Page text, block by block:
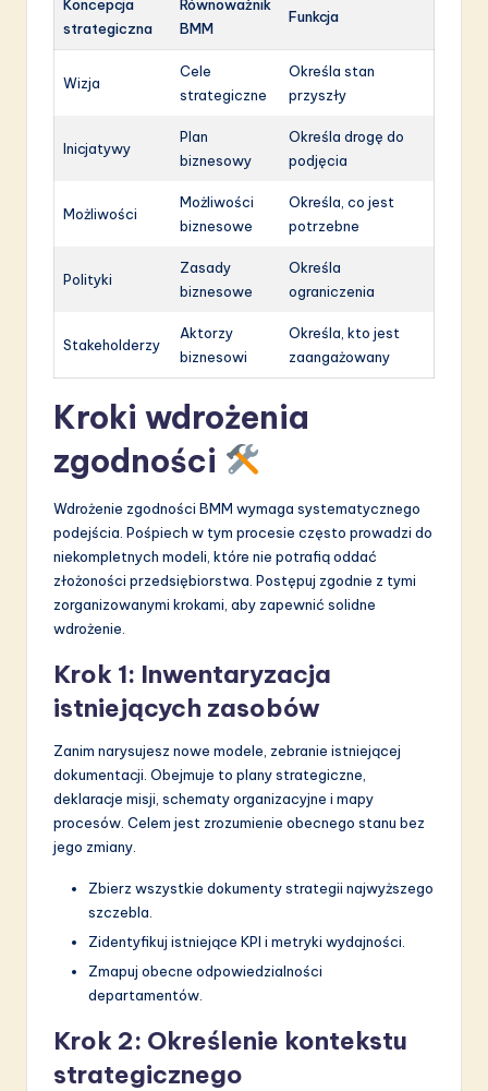
Koncepcja
strategiczna
Równoważnik
BMM
Funkcja
Wizja
Cele
strategiczne
Określa stan
przyszły
Inicjatywy
Plan
biznesowy
Określa drogę do
podjęcia
Możliwości
Możliwości
biznesowe
Określa, co jest
potrzebne
Polityki
Zasady
biznesowe
Określa
ograniczenia
Stakeholderzy
Aktorzy
biznesowi
Określa, kto jest
zaangażowany
Kroki wdrożenia
zgodności
Wdrożenie zgodności BMM wymaga systematycznego
podejścia. Pośpiech w tym procesie często prowadzi do
niekompletnych modeli, które nie potrafią oddać
złożoności przedsiębiorstwa. Postępuj zgodnie z tymi
zorganizowanymi krokami, aby zapewnić solidne
wdrożenie.
Krok 1: Inwentaryzacja
istniejących zasobów
Zanim narysujesz nowe modele, zebranie istniejącej
dokumentacji. Obejmuje to plany strategiczne,
deklaracje misji, schematy organizacyjne i mapy
procesów. Celem jest zrozumienie obecnego stanu bez
jego zmiany.
Zbierz wszystkie dokumenty strategii najwyższego
szczebla.
Zidentyfikuj istniejące KPI i metryki wydajności.
Zmapuj obecne odpowiedzialności
departamentów.
Krok 2: Określenie kontekstu
strategicznego